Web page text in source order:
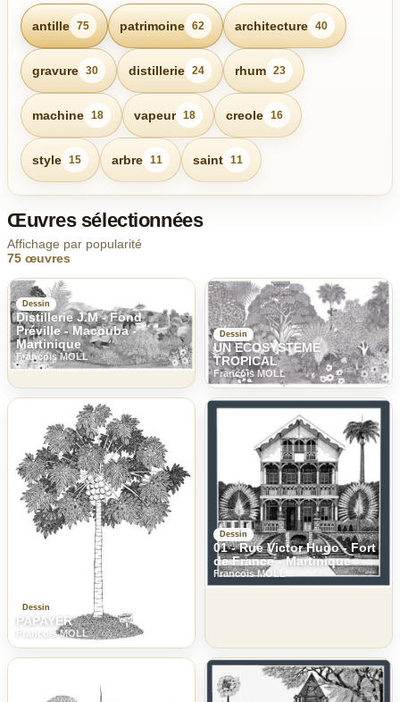
antille 75 patrimoine 62 architecture 40
gravure 30 distillerie 24 rhum 23
machine 18 vapeur 18 creole 16
style 15 arbre 11 saint 11
Œuvres sélectionnées
Affichage par popularité
75 œuvres
Dessin
Distillerie J.M - Fond
Préville - Macouba -
Martinique
Francois MOLL
Dessin
UN ECOSYSTEME
TROPICAL
Francois MOLL
Dessin
PAPAYER
Francois MOLL
Dessin
01 - Rue Victor Hugo - Fort
de France - Martinique
Francois MOLL